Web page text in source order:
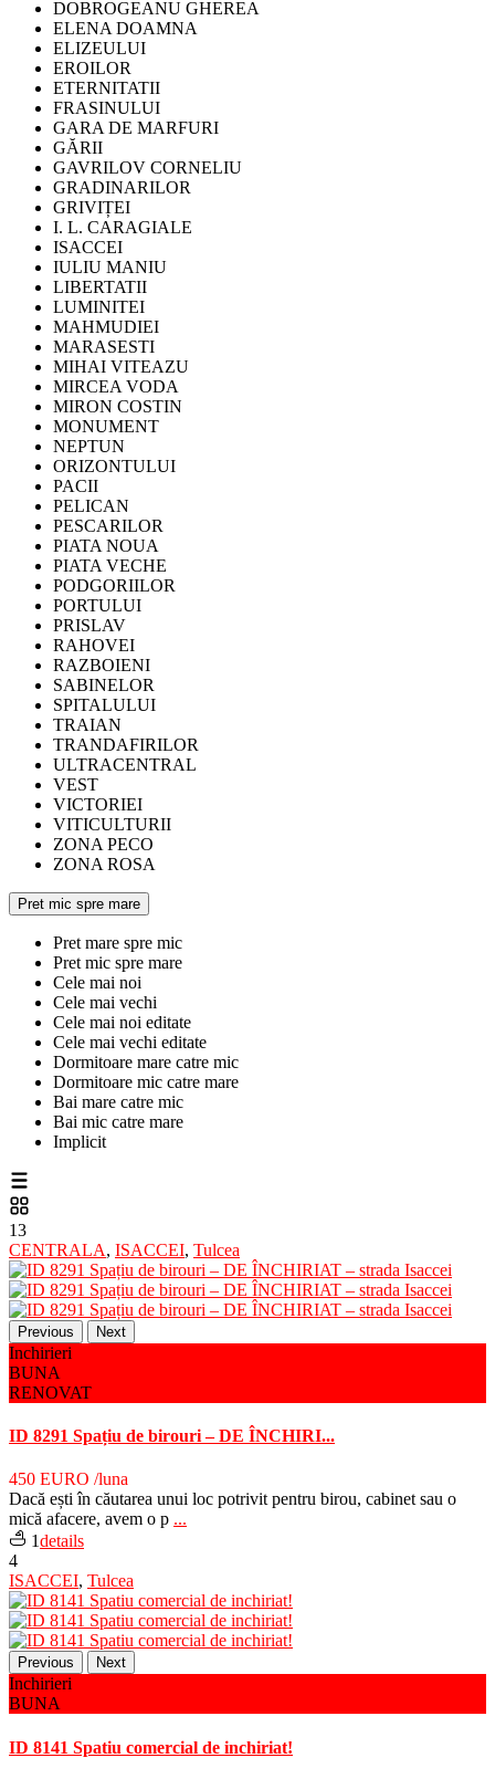
DOBROGEANU GHEREA
ELENA DOAMNA
ELIZEULUI
EROILOR
ETERNITATII
FRASINULUI
GARA DE MARFURI
GĂRII
GAVRILOV CORNELIU
GRADINARILOR
GRIVIȚEI
I. L. CARAGIALE
ISACCEI
IULIU MANIU
LIBERTATII
LUMINITEI
MAHMUDIEI
MARASESTI
MIHAI VITEAZU
MIRCEA VODA
MIRON COSTIN
MONUMENT
NEPTUN
ORIZONTULUI
PACII
PELICAN
PESCARILOR
PIATA NOUA
PIATA VECHE
PODGORIILOR
PORTULUI
PRISLAV
RAHOVEI
RAZBOIENI
SABINELOR
SPITALULUI
TRAIAN
TRANDAFIRILOR
ULTRACENTRAL
VEST
VICTORIEI
VITICULTURII
ZONA PECO
ZONA ROSA
Pret mic spre mare
Pret mare spre mic
Pret mic spre mare
Cele mai noi
Cele mai vechi
Cele mai noi editate
Cele mai vechi editate
Dormitoare mare catre mic
Dormitoare mic catre mare
Bai mare catre mic
Bai mic catre mare
Implicit
13
CENTRALA, ISACCEI, Tulcea
Previous Next
Inchirieri
BUNA
RENOVAT
ID 8291 Spațiu de birouri – DE ÎNCHIRI...
450 EURO /luna
Dacă ești în căutarea unui loc potrivit pentru birou, cabinet sau o
mică afacere, avem o p ...
1details
4
ISACCEI, Tulcea
Previous Next
Inchirieri
BUNA
ID 8141 Spatiu comercial de inchiriat!